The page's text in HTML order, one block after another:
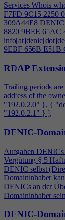
Services Whois
F7FD 9C15 2250
309A44E8 DENIC
8820 9BEE 65AC
9EBF 656B E51B
RDAP
Trailing periods
address of the
"192.0.2.0" }, {
"192.0.2.1" } ],
DENIC-
Aufgaben DENICs
Vergütung § 5
DENIC selbst
Domaininhaber
DENICs an der
Domaininhaber
DENIC-